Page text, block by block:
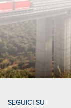
SEGUICI SU